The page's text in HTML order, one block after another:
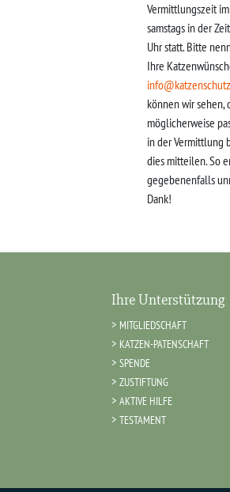
Vermittlungszeit
samstags in der
Uhr statt. Bitte
Ihre
können wir sehen,
möglicherweise
in der Vermittlung
dies mitteilen. So
gegebenenfalls
Dank!
Ihre Unterstützung
MITGLIEDSCHAFT
KATZEN-PATENSCHAFT
SPENDE
ZUSTIFTUNG
AKTIVE HILFE
TESTAMENT